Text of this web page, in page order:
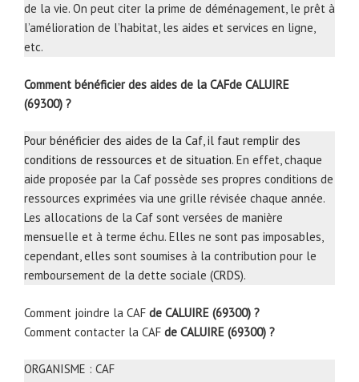
de la vie. On peut citer la prime de déménagement, le prêt à
l’amélioration de l’habitat, les aides et services en ligne,
etc.
Comment bénéficier des aides de la CAFde CALUIRE
(69300) ?
Pour bénéficier des aides de la Caf, il faut remplir des
conditions de ressources et de situation. En effet, chaque
aide proposée par la Caf possède ses propres conditions de
ressources exprimées via une grille révisée chaque année.
Les allocations de la Caf sont versées de manière
mensuelle et à terme échu. Elles ne sont pas imposables,
cependant, elles sont soumises à la contribution pour le
remboursement de la dette sociale (CRDS).
Comment joindre la CAF de CALUIRE (69300) ?
Comment contacter la CAF de CALUIRE (69300) ?
ORGANISME : CAF